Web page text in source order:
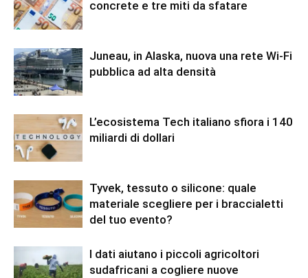
concrete e tre miti da sfatare
Juneau, in Alaska, nuova una rete Wi-Fi
pubblica ad alta densità
L’ecosistema Tech italiano sfiora i 140
miliardi di dollari
Tyvek, tessuto o silicone: quale
materiale scegliere per i braccialetti
del tuo evento?
I dati aiutano i piccoli agricoltori
sudafricani a cogliere nuove